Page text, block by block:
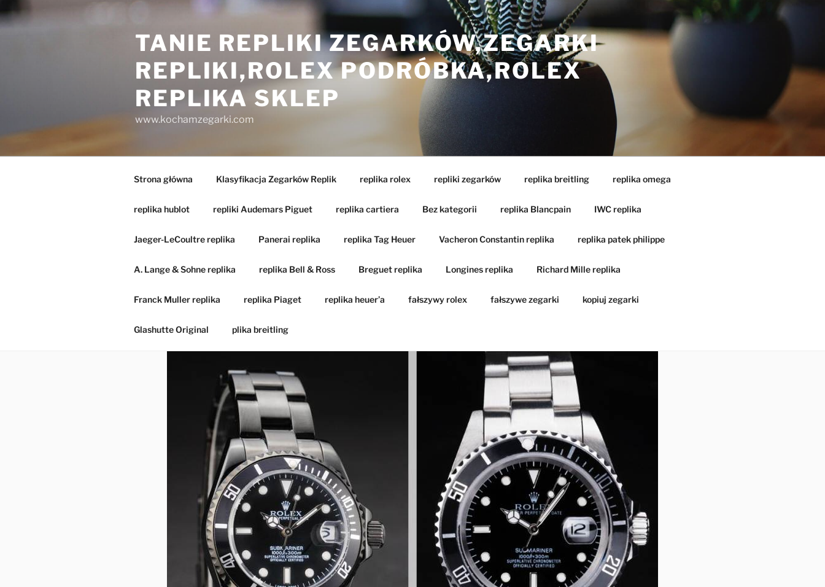
do
TANIE REPLIKI ZEGARKÓW,ZEGARKI
REPLIKI,ROLEX PODRÓBKA,ROLEX
REPLIKA SKLEP
www.kochamzegarki.com
Strona główna Klasyfikacja Zegarków Replik replika rolex repliki zegarków replika breitling replika omega
replika hublot repliki Audemars Piguet replika cartiera Bez kategorii replika Blancpain IWC replika
Jaeger-LeCoultre replika Panerai replika replika Tag Heuer Vacheron Constantin replika replika patek philippe
A. Lange & Sohne replika replika Bell & Ross Breguet replika Longines replika Richard Mille replika
Franck Muller replika replika Piaget replika heuer’a fałszywy rolex fałszywe zegarki kopiuj zegarki
Glashutte Original plika breitling